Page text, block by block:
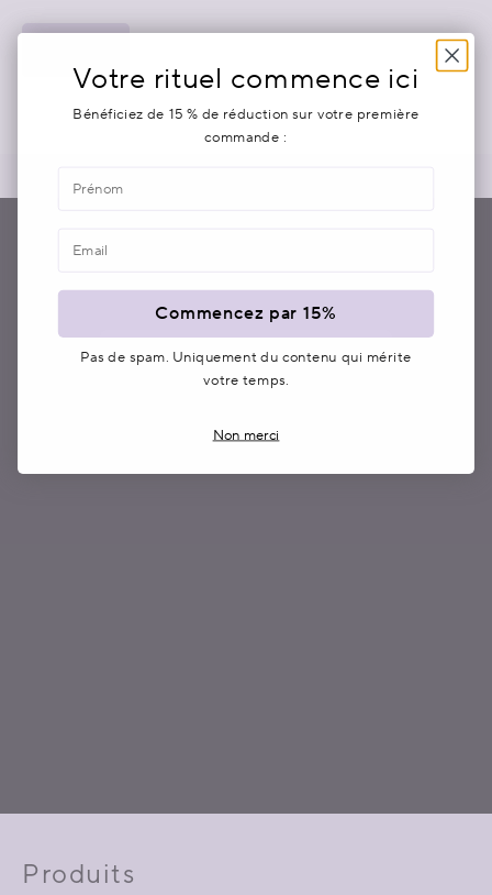
Chez Ad CAELIA, la nature boréale rencontre la
science française.
DÉCOUVRIR NOS SOINS
Produits
Votre rituel commence ici
Bénéficiez de 15 % de réduction sur votre première
commande :
Commencez par 15%
Pas de spam. Uniquement du contenu qui mérite
votre temps.
Non merci